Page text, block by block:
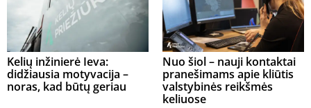
Kelių inžinierė Ieva:
didžiausia motyvacija –
noras, kad būtų geriau
Nuo šiol – nauji kontaktai
pranešimams apie kliūtis
valstybinės reikšmės
keliuose